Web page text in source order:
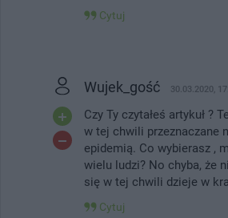
Cytuj
Wujek_gość 30.03.2020,
Czy Ty czytałeś artykuł ?
w tej chwili przeznaczane
epidemią. Co wybierasz ,
wielu ludzi? No chyba, że
się w tej chwili dzieje w
Cytuj